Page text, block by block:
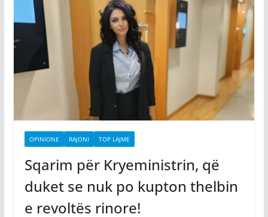
OPINIONE RAJONI TOP LAJME
Sqarim për Kryeministrin, që
duket se nuk po kupton thelbin
e revoltës rinore!